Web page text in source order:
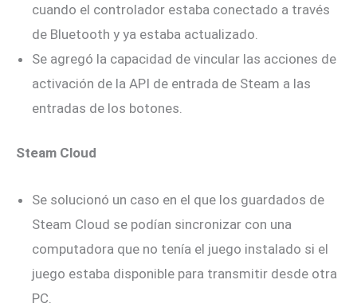
cuando el controlador estaba conectado a través
de Bluetooth y ya estaba actualizado.
Se agregó la capacidad de vincular las acciones de
activación de la API de entrada de Steam a las
entradas de los botones.
Steam Cloud
Se solucionó un caso en el que los guardados de
Steam Cloud se podían sincronizar con una
computadora que no tenía el juego instalado si el
juego estaba disponible para transmitir desde otra
PC.